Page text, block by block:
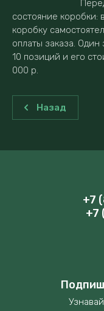
состояние коробки:
коробку
оплаты заказа.
10 позиций и его
000 р.
Назад
+7
+7